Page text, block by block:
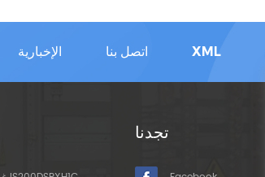
الإخبارية اتصل بنا XML
تجدنا